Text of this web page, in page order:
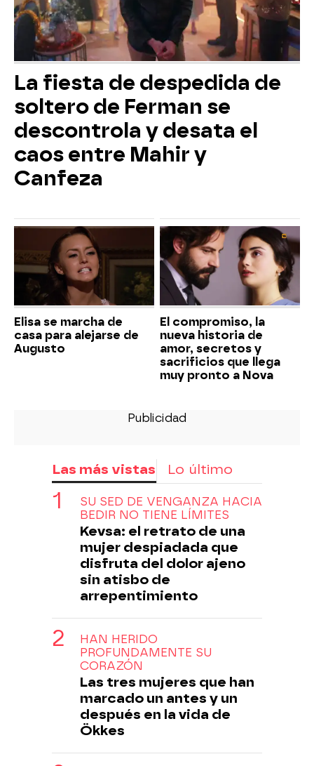
La fiesta de despedida de
soltero de Ferman se
descontrola y desata el
caos entre Mahir y
Canfeza
Elisa se marcha de
casa para alejarse de
Augusto
El compromiso, la
nueva historia de
amor, secretos y
sacrificios que llega
muy pronto a Nova
Las más vistas Lo último
SU SED DE VENGANZA HACIA
BEDIR NO TIENE LÍMITES
Kevsa: el retrato de una
mujer despiadada que
disfruta del dolor ajeno
sin atisbo de
arrepentimiento
HAN HERIDO
PROFUNDAMENTE SU
CORAZÓN
Las tres mujeres que han
marcado un antes y un
después en la vida de
Ökkes